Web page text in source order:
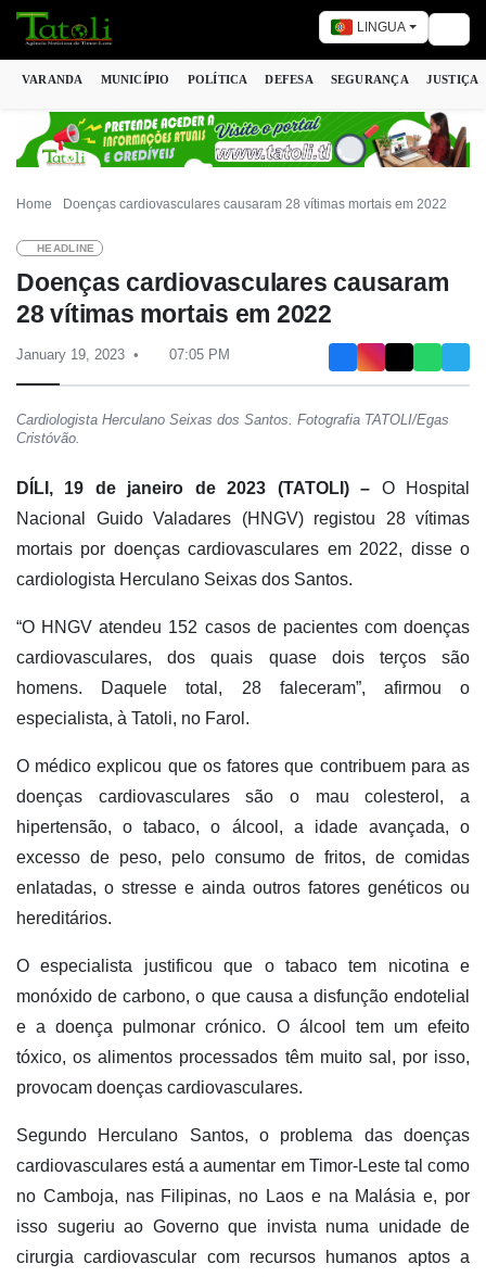
LINGUA
VARANDA MUNICÍPIO POLÍTICA DEFESA SEGURANÇA JUSTIÇA
Home Doenças cardiovasculares causaram 28 vítimas mortais em 2022
HEADLINE
Doenças cardiovasculares causaram
28 vítimas mortais em 2022
January 19, 2023 07:05 PM
Cardiologista Herculano Seixas dos Santos. Fotografia TATOLI/Egas
Cristóvão.
DÍLI, 19 de janeiro de 2023 (TATOLI) – O Hospital
Nacional Guido Valadares (HNGV) registou 28 vítimas
mortais por doenças cardiovasculares em 2022, disse o
cardiologista Herculano Seixas dos Santos.
“O HNGV atendeu 152 casos de pacientes com doenças
cardiovasculares, dos quais quase dois terços são
homens. Daquele total, 28 faleceram”, afirmou o
especialista, à Tatoli, no Farol.
O médico explicou que os fatores que contribuem para as
doenças cardiovasculares são o mau colesterol, a
hipertensão, o tabaco, o álcool, a idade avançada, o
excesso de peso, pelo consumo de fritos, de comidas
enlatadas, o stresse e ainda outros fatores genéticos ou
hereditários.
O especialista justificou que o tabaco tem nicotina e
monóxido de carbono, o que causa a disfunção endotelial
e a doença pulmonar crónico. O álcool tem um efeito
tóxico, os alimentos processados têm muito sal, por isso,
provocam doenças cardiovasculares.
Segundo Herculano Santos, o problema das doenças
cardiovasculares está a aumentar em Timor-Leste tal como
no Camboja, nas Filipinas, no Laos e na Malásia e, por
isso sugeriu ao Governo que invista numa unidade de
cirurgia cardiovascular com recursos humanos aptos a